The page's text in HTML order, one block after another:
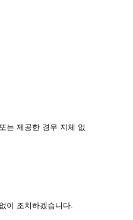
는 제공한 경우 지체 없
이 조치하겠습니다.